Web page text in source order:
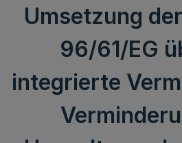
Umsetzung
96/61/EG
integrierte